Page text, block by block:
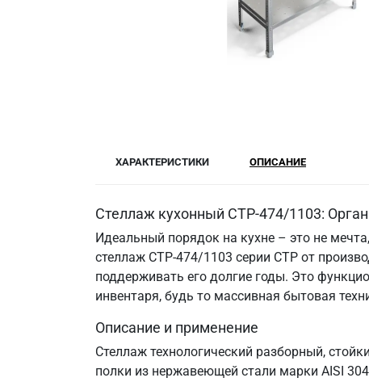
ХАРАКТЕРИСТИКИ ОПИСАНИЕ
Стеллаж кухонный СТР-474/1103:
Идеальный порядок на кухне – это не
стеллаж СТР-474/1103 серии СТР от
поддерживать его долгие годы. Это
инвентаря, будь то массивная бытовая
Описание и применение
Стеллаж технологический разборный,
полки из нержавеющей стали марки AISI